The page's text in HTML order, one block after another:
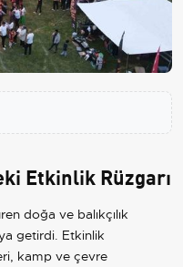
Etkinlik Rüzgarı
doğa ve balıkçılık
getirdi. Etkinlik
kamp ve çevre